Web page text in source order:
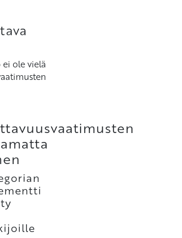
ei ole vielä